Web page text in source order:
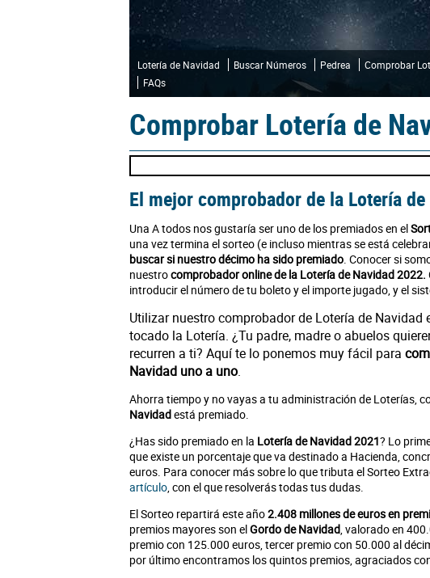
Lotería de Navidad Buscar Números Pedrea Comprobar
FAQs
Comprobar Lotería de
El mejor comprobador de la Lotería
Una A todos nos gustaría ser uno de los premiados en el
una vez termina el sorteo (e incluso mientras se está
buscar si nuestro décimo ha sido premiado. Conocer si
nuestrocomprobador online de la Lotería de Navidad 2022.
introducir el número de tu boleto y el importe jugado, y el
Utilizar nuestro comprobador de Lotería de
tocado la Lotería. ¿Tu padre, madre o abuelos
recurren a ti? Aquí te lo ponemos muy fácil para
Navidad uno a uno.
Ahorra tiempo y no vayas a tu administración de Loterías,
Navidadestá premiado.
¿Has sido premiado en la Lotería de Navidad 2021? Lo
que existe un porcentaje que va destinado a Hacienda,
euros. Para conocer más sobre lo que tributa el Sorteo
artículo, con el que resolverás todas tus dudas.
El Sorteo repartirá este año2.408 millones de euros en
premios mayores son elGordo de Navidad, valorado en
premio con 125.000 euros, tercer premio con 50.000 al
por último encontramos los quintos premios, agraciados